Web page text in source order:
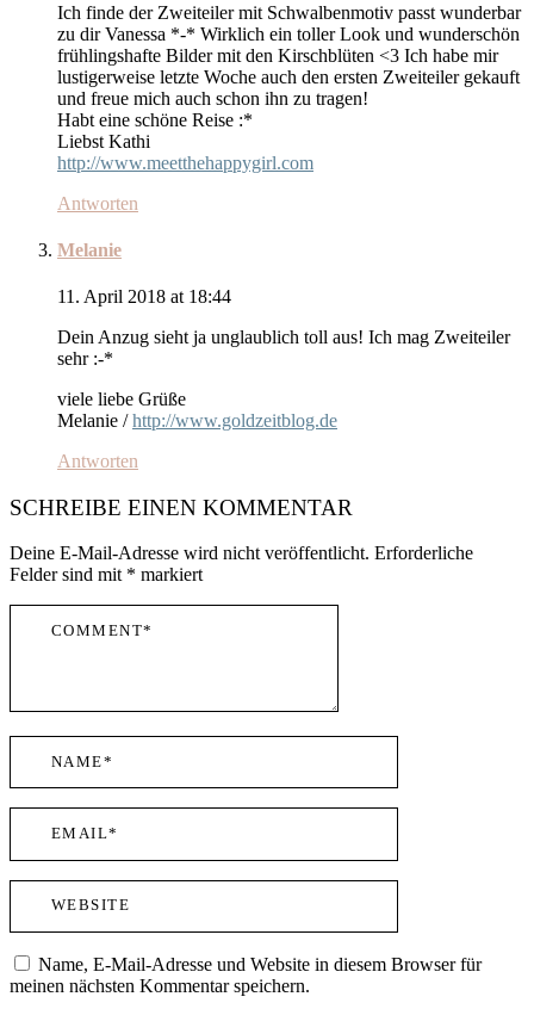
Ich finde der Zweiteiler mit Schwalbenmotiv passt wunderbar
zu dir Vanessa *-* Wirklich ein toller Look und wunderschön
frühlingshafte Bilder mit den Kirschblüten <3 Ich habe mir
lustigerweise letzte Woche auch den ersten Zweiteiler gekauft
und freue mich auch schon ihn zu tragen!
Habt eine schöne Reise :*
Liebst Kathi
http://www.meetthehappygirl.com
Antworten
Melanie
11. April 2018 at 18:44
Dein Anzug sieht ja unglaublich toll aus! Ich mag Zweiteiler
sehr :-*
viele liebe Grüße
Melanie /http://www.goldzeitblog.de
Antworten
SCHREIBE EINEN KOMMENTAR
Deine E-Mail-Adresse wird nicht veröffentlicht. Erforderliche
Felder sind mit * markiert
Name, E-Mail-Adresse und Website in diesem Browser für
meinen nächsten Kommentar speichern.